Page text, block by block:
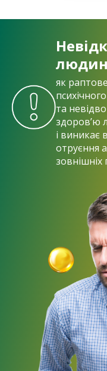
як
та
здоров’ю
і виникає
отруєння